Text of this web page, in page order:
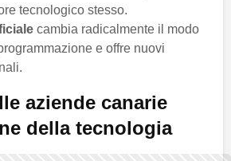
tecnologico stesso.
cambia radicalmente il modo
e offre nuovi
aziende canarie
della tecnologia